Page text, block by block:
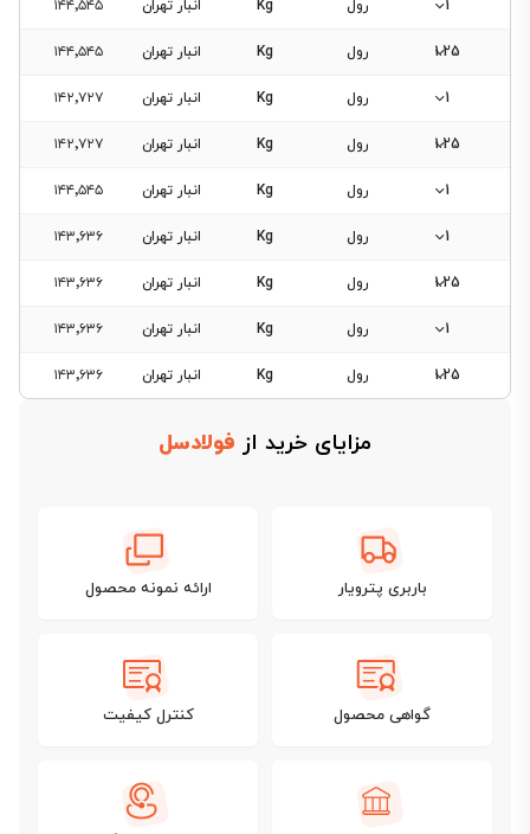
1 رول Kg انبار تهران ۱۴۴٬۵۴۵
1.25 رول Kg انبار تهران ۱۴۴٬۵۴۵
1 رول Kg انبار تهران ۱۴۲٬۷۲۷
1.25 رول Kg انبار تهران ۱۴۲٬۷۲۷
1 رول Kg انبار تهران ۱۴۴٬۵۴۵
1 رول Kg انبار تهران ۱۴۳٬۶۳۶
1.25 رول Kg انبار تهران ۱۴۳٬۶۳۶
1 رول Kg انبار تهران ۱۴۳٬۶۳۶
1.25 رول Kg انبار تهران ۱۴۳٬۶۳۶
مزایای خرید از فولادسل
باربری پترویار ارائه نمونه محصول
گواهی محصول کنترل کیفیت